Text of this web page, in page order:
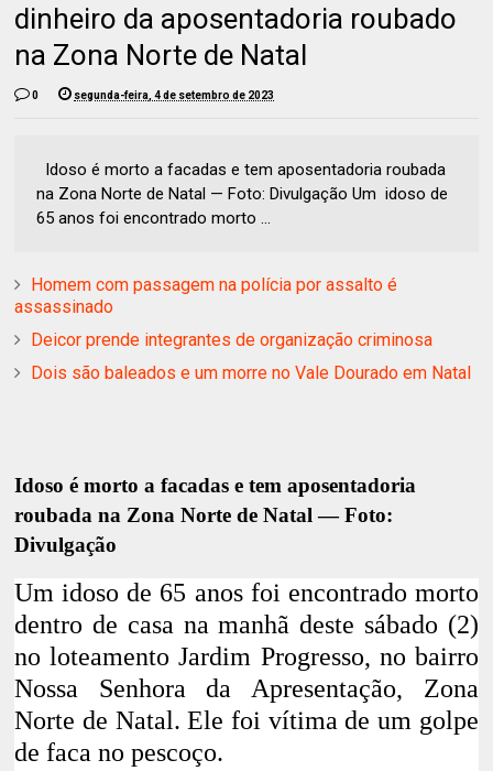
dinheiro da aposentadoria roubado
na Zona Norte de Natal
0 segunda-feira, 4 de setembro de 2023
Idoso é morto a facadas e tem aposentadoria roubada
na Zona Norte de Natal — Foto: Divulgação Um idoso de
65 anos foi encontrado morto ...
Homem com passagem na polícia por assalto é
assassinado
Deicor prende integrantes de organização criminosa
Dois são baleados e um morre no Vale Dourado em Natal
Idoso é morto a facadas e tem aposentadoria
roubada na Zona Norte de Natal — Foto:
Divulgação
Umidoso de 65 anos foi encontrado morto
dentro de casa na manhã deste sábado (2)
no loteamento Jardim Progresso, no bairro
Nossa Senhora da Apresentação, Zona
Norte de Natal. Ele foi vítima de um golpe
de faca no pescoço.